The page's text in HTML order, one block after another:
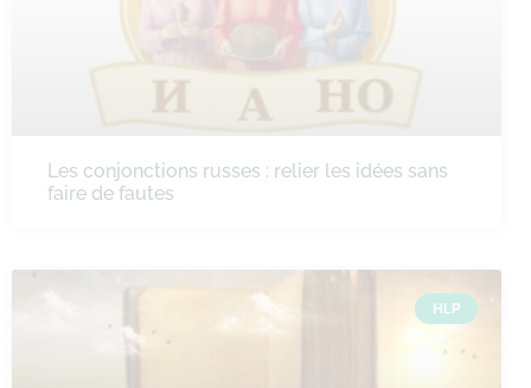
Les conjonctions russes : relier les idées sans
faire de fautes
HLP